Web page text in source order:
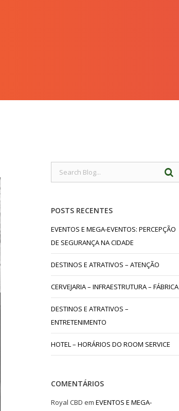
POSTS RECENTES
EVENTOS E MEGA-EVENTOS: PERCEPÇÃO
DE SEGURANÇA NA CIDADE
DESTINOS E ATRATIVOS – ATENÇÃO
CERVEJARIA – INFRAESTRUTURA – FÁBRICA
DESTINOS E ATRATIVOS –
ENTRETENIMENTO
HOTEL – HORÁRIOS DO ROOM SERVICE
COMENTÁRIOS
Royal CBD emEVENTOS E MEGA-